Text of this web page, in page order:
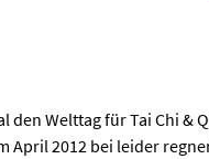
Welttag für Tai Chi &
April 2012 bei leider